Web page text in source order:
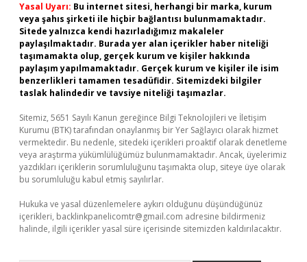
Yasal Uyarı: Bu internet sitesi, herhangi bir marka, kurum
veya şahıs şirketi ile hiçbir bağlantısı bulunmamaktadır.
Sitede yalnızca kendi hazırladığımız makaleler
paylaşılmaktadır. Burada yer alan içerikler haber niteliği
taşımamakta olup, gerçek kurum ve kişiler hakkında
paylaşım yapılmamaktadır. Gerçek kurum ve kişiler ile isim
benzerlikleri tamamen tesadüfidir. Sitemizdeki bilgiler
taslak halindedir ve tavsiye niteliği taşımazlar.
Sitemiz, 5651 Sayılı Kanun gereğince Bilgi Teknolojileri ve İletişim
Kurumu (BTK) tarafından onaylanmış bir Yer Sağlayıcı olarak hizmet
vermektedir. Bu nedenle, sitedeki içerikleri proaktif olarak denetleme
veya araştırma yükümlülüğümüz bulunmamaktadır. Ancak, üyelerimiz
yazdıkları içeriklerin sorumluluğunu taşımakta olup, siteye üye olarak
bu sorumluluğu kabul etmiş sayılırlar.
Hukuka ve yasal düzenlemelere aykırı olduğunu düşündüğünüz
içerikleri, backlinkpanelicomtr@gmail.com adresine bildirmeniz
halinde, ilgili içerikler yasal süre içerisinde sitemizden kaldırılacaktır.